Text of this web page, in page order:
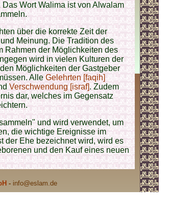
Wort Walima ist von Alwalam
über die korrekte Zeit der
Meinung. Die Tradition des
Rahmen der Möglichkeiten des
wird in vielen Kulturen der
Möglichkeiten der Gastgeber
AlleGelehrten [faqih]
Verschwendung [israf]. Zudem
dar, welches im Gegensatz
und wird verwendet, um
die wichtige Ereignisse im
der Ehe bezeichnet wird, wird es
und den Kauf eines neuen
- info@eslam.de